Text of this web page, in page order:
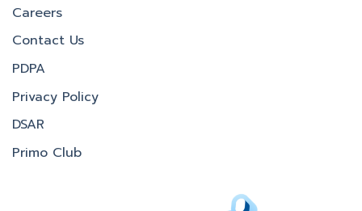
Careers
Contact Us
PDPA
Privacy Policy
DSAR
Primo Club